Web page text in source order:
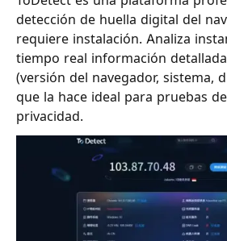
detección de huella digital del
requiere instalación. Analiza
tiempo real información
(versión del navegador, sistema,
que la hace ideal para pruebas
privacidad.